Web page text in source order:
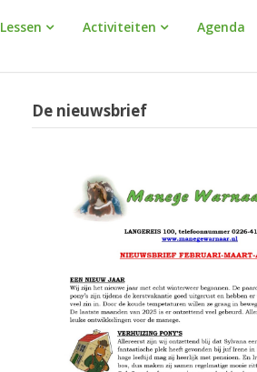
Lessen Activiteiten Agenda
De nieuwsbrief